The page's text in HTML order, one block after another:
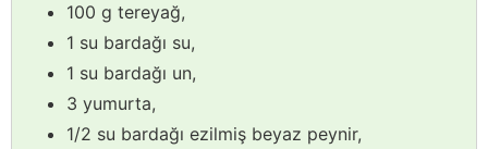
100 g tereyağ,
1 su bardağı su,
1 su bardağı un,
3 yumurta,
1/2 su bardağı ezilmiş beyaz peynir,